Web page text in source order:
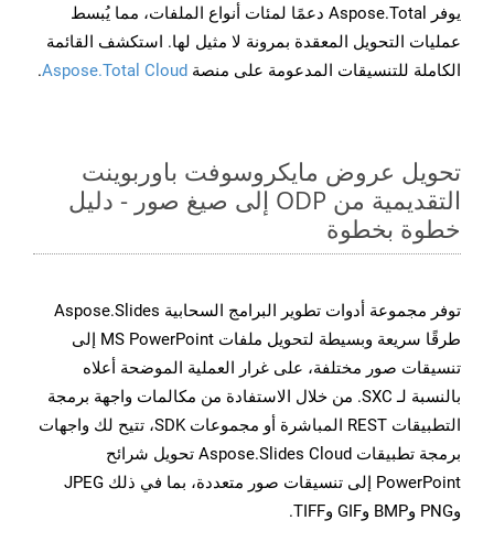
يوفر Aspose.Total دعمًا لمئات أنواع الملفات، مما يُبسط
عمليات التحويل المعقدة بمرونة لا مثيل لها. استكشف القائمة
الكاملة للتنسيقات المدعومة على منصة Aspose.Total Cloud
.
تحويل عروض مايكروسوفت باوربوينت
التقديمية من ODP إلى صيغ صور - دليل
خطوة بخطوة
توفر مجموعة أدوات تطوير البرامج السحابية Aspose.Slides
طرقًا سريعة وبسيطة لتحويل ملفات MS PowerPoint إلى
تنسيقات صور مختلفة، على غرار العملية الموضحة أعلاه
بالنسبة لـ SXC. من خلال الاستفادة من مكالمات واجهة برمجة
التطبيقات REST المباشرة أو مجموعات SDK، تتيح لك واجهات
برمجة تطبيقات Aspose.Slides Cloud تحويل شرائح
PowerPoint إلى تنسيقات صور متعددة، بما في ذلك JPEG
وPNG وBMP وGIF وTIFF.